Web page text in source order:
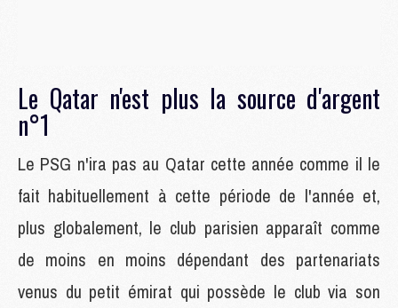
Le Qatar n'est plus la source d'argent
n°1
Le PSG n'ira pas au Qatar cette année comme il le
fait habituellement à cette période de l'année et,
plus globalement, le club parisien apparaît comme
de moins en moins dépendant des partenariats
venus du petit émirat qui possède le club via son